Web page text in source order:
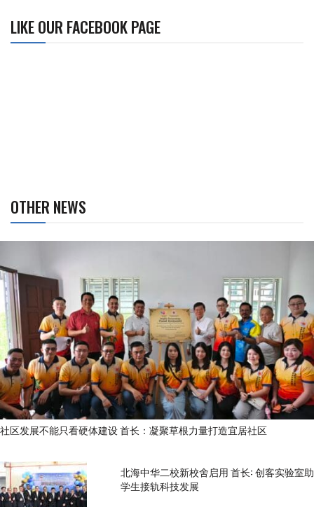
LIKE OUR FACEBOOK PAGE
OTHER NEWS
社区发展不能只看硬体建设 首长：凝聚草根力量打造宜居社区
北海中华二校新校舍启用 首长: 创客实验室助
学生接轨科技发展